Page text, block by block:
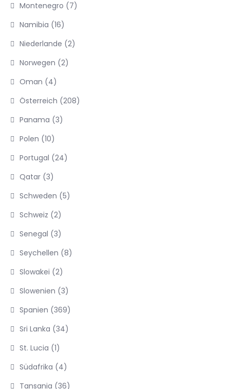
Montenegro (7)
Namibia (16)
Niederlande (2)
Norwegen (2)
Oman (4)
Österreich (208)
Panama (3)
Polen (10)
Portugal (24)
Qatar (3)
Schweden (5)
Schweiz (2)
Senegal (3)
Seychellen (8)
Slowakei (2)
Slowenien (3)
Spanien (369)
Sri Lanka (34)
St. Lucia (1)
Südafrika (4)
Tansania (36)